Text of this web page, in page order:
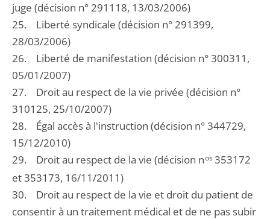
juge (décision n° 291118, 13/03/2006)
25. Liberté syndicale (décision n° 291399,
28/03/2006)
26. Liberté de manifestation (décision n° 300311,
05/01/2007)
27. Droit au respect de la vie privée (décision n°
310125, 25/10/2007)
28. Égal accès à l'instruction (décision n° 344729,
15/12/2010)
29. Droit au respect de la vie (décision nos 353172
et 353173, 16/11/2011)
30. Droit au respect de la vie et droit du patient de
consentir à un traitement médical et de ne pas subir